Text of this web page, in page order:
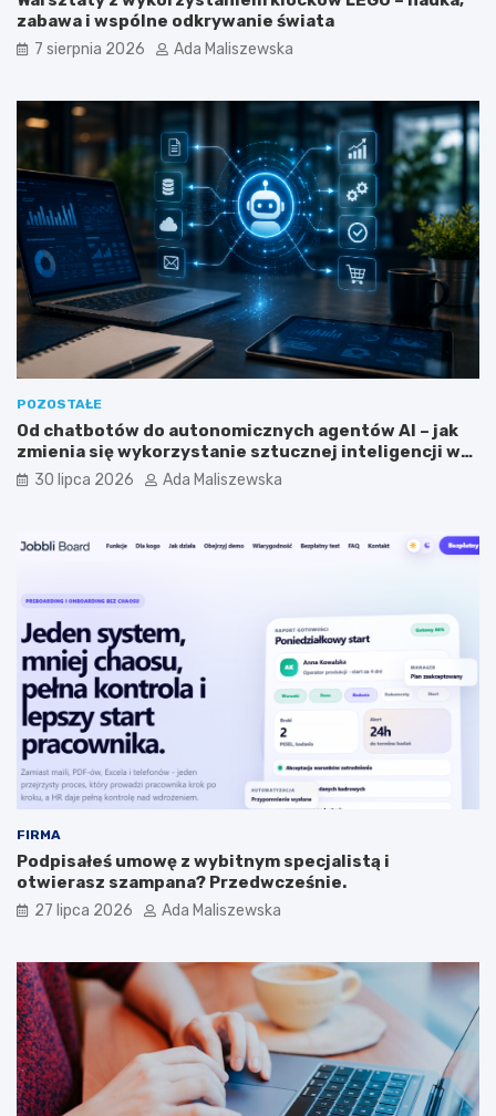
g
a
f
l
i
a
y
j
n
y
m
r
p
g
r
a
m
i
s
t
a
?
zabawa i wspólne odkrywanie świata
7 sierpnia 2026 Ada Maliszewska
POZOSTAŁE
Od chatbotów do autonomicznych agentów AI – jak
zmienia się wykorzystanie sztucznej inteligencji w
biznesie?
30 lipca 2026 Ada Maliszewska
FIRMA
Podpisałeś umowę z wybitnym specjalistą i
otwierasz szampana? Przedwcześnie.
27 lipca 2026 Ada Maliszewska